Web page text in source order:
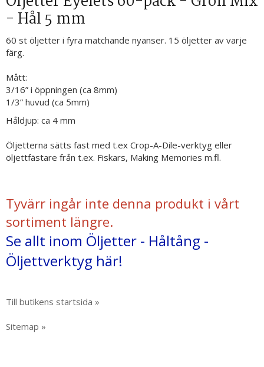
- Hål 5 mm
60 st öljetter i fyra matchande nyanser. 15 öljetter av varje
färg.
Mått:
3/16” i öppningen (ca 8mm)
1/3” huvud (ca 5mm)
Håldjup: ca 4 mm
Öljetterna sätts fast med t.ex Crop-A-Dile-verktyg eller
öljettfästare från t.ex. Fiskars, Making Memories m.fl.
Tyvärr ingår inte denna produkt i vårt
sortiment längre.
Se allt inom Öljetter - Håltång -
Öljettverktyg här!
Till butikens startsida »
Sitemap »